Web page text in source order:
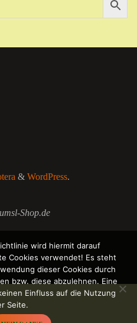
& WordPress.
Shop.de
wird hiermit darauf
Cookies verwendet! Es steht
dieser Cookies durch
bzw. diese abzulehnen. Eine
Einfluss auf die Nutzung
Seite.